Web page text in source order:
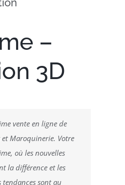
–
3D
vente en ligne de
Maroquinerie. Votre
où les nouvelles
la différence et les
sont au